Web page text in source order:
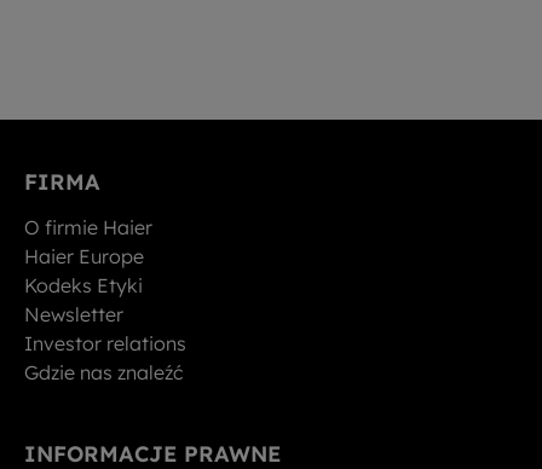
FIRMA
O firmie Haier
Haier Europe
Kodeks Etyki
Newsletter
Investor relations
Gdzie nas znaleźć
INFORMACJE PRAWNE